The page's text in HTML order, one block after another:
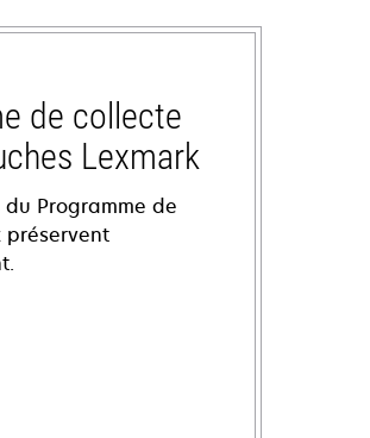
de collecte
Lexmark
du Programme de
préservent